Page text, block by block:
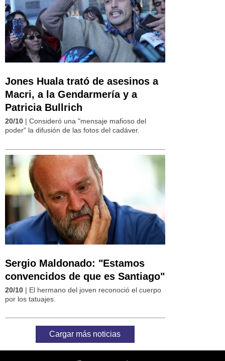
Jones Huala trató de asesinos a
Macri, a la Gendarmería y a
Patricia Bullrich
20/10 | Consideró una "mensaje mafioso del
poder" la difusión de las fotos del cadáver.
Sergio Maldonado: "Estamos
convencidos de que es Santiago"
20/10 | El hermano del joven reconoció el cuerpo
por los tatuajes.
Cargar más noticias